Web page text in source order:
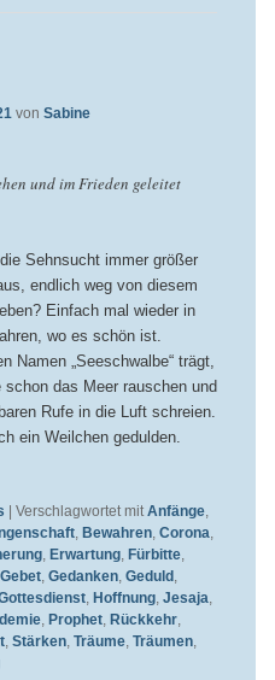
von Sabine
und im Frieden geleitet
Sehnsucht immer größer
endlich weg von diesem
Einfach mal wieder in
wo es schön ist.
Namen „Seeschwalbe“ trägt,
das Meer rauschen und
Rufe in die Luft schreien.
ein Weilchen gedulden.
Verschlagwortet mit Anfänge,
, Bewahren, Corona,
, Erwartung, Fürbitte,
Gebet, Gedanken, Geduld ,
, Hoffnung, Jesaja,
, Prophet, Rückkehr,
, Stärken, Träume, Träumen,